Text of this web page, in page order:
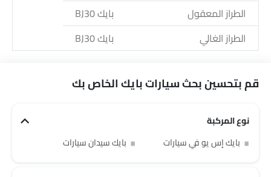
الطراز المعقول
بايك BJ30
الطراز الغالي
بايك BJ30
قم بتحسين بحث سيارات بايك الخاص بك
نوع المركبة
بايك إس يو في سيارات
بايك سيدان سيارات